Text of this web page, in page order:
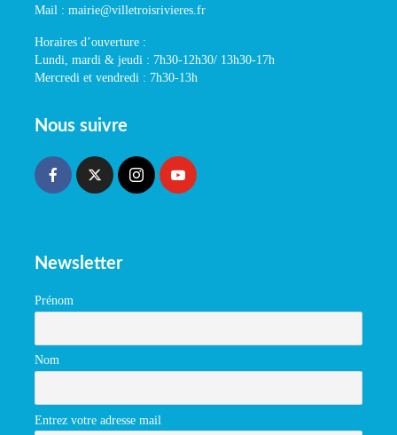
Mail : mairie@villetroisrivieres.fr
Horaires d’ouverture :
Lundi, mardi & jeudi : 7h30-12h30/ 13h30-17h
Mercredi et vendredi : 7h30-13h
Nous suivre
Newsletter
Prénom
Nom
Entrez votre adresse mail